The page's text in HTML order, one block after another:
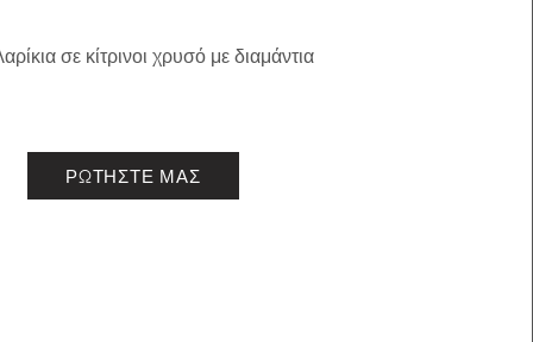
σε κίτρινοι χρυσό με διαμάντια
ΡΩΤΗΣΤΕ ΜΑΣ